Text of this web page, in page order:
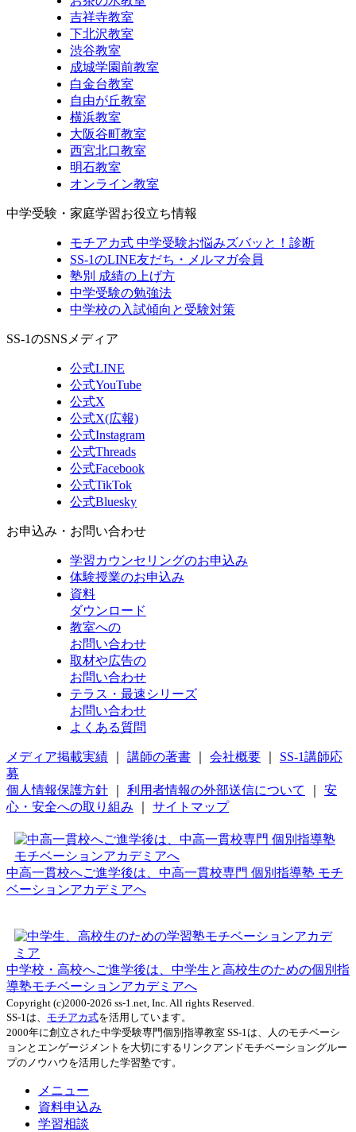
吉祥寺教室
下北沢教室
渋谷教室
成城学園前教室
白金台教室
自由が丘教室
横浜教室
大阪谷町教室
西宮北口教室
明石教室
オンライン教室
中学受験・家庭学習お役立ち情報
モチアカ式 中学受験お悩みズバッと！診断
SS-1のLINE友だち・メルマガ会員
塾別 成績の上げ方
中学受験の勉強法
中学校の入試傾向と受験対策
SS-1のSNSメディア
公式LINE
公式YouTube
公式X
公式X(広報)
公式Instagram
公式Threads
公式Facebook
公式TikTok
公式Bluesky
お申込み・お問い合わせ
学習カウンセリングのお申込み
体験授業のお申込み
資料
ダウンロード
教室への
お問い合わせ
取材や広告の
お問い合わせ
テラス・最速シリーズ
お問い合わせ
よくある質問
メディア掲載実績 講師の著書 会社概要
SS-1講師応
募
個人情報保護方針
利用者情報の外部送信について
安
心・安全への取り組み
サイトマップ
中高一貫校へご進学後は、中高一貫校専門 個別指導塾 モチ
ベーションアカデミアへ
中学校・高校へご進学後は、中学生と高校生のための個別指
導塾モチベーションアカデミアへ
Copyright (c)2000-2026 ss-1.net, Inc. All rights Reserved.
SS-1は、 モチアカ式を活用しています。
2000年に創立された中学受験専門個別指導教室 SS-1は、人のモチベーシ
ョンとエンゲージメントを大切にするリンクアンドモチベーショングルー
プのノウハウを活用した学習塾です。
メニュー
資料申込み
学習相談